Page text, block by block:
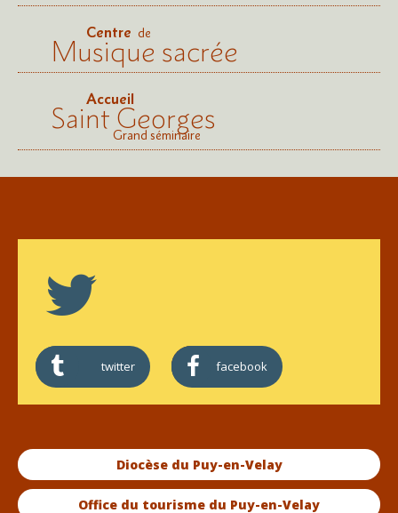
Centre de
Musique sacrée
Accueil
Saint Georges
Grand séminaire
twitter facebook
Diocèse du Puy-en-Velay
Office du tourisme du Puy-en-Velay